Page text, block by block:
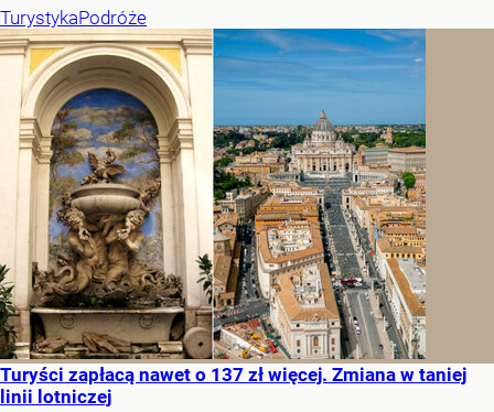
TurystykaPodróże
Turyści zapłacą nawet o 137 zł więcej. Zmiana w taniej
linii lotniczej